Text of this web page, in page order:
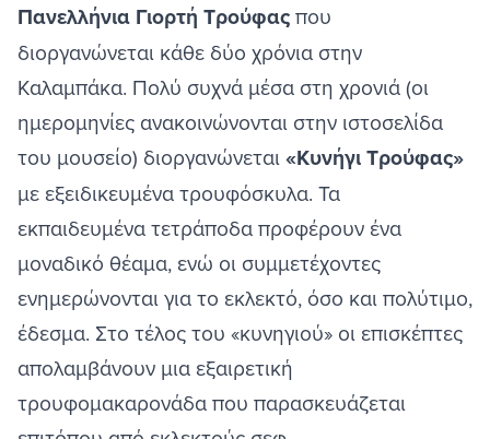
Πανελλήνια Γιορτή Τρούφαςπου
διοργανώνεται κάθε δύο χρόνια στην
Καλαμπάκα. Πολύ συχνά μέσα στη χρονιά (οι
ημερομηνίες ανακοινώνονται στην ιστοσελίδα
του μουσείο) διοργανώνεται«Κυνήγι Τρούφας»
με εξειδικευμένα τρουφόσκυλα. Τα
εκπαιδευμένα τετράποδα προφέρουν ένα
μοναδικό θέαμα, ενώ οι συμμετέχοντες
ενημερώνονται για το εκλεκτό, όσο και πολύτιμο,
έδεσμα. Στο τέλος του «κυνηγιού» οι επισκέπτες
απολαμβάνουν μια εξαιρετική
τρουφομακαρονάδα που παρασκευάζεται